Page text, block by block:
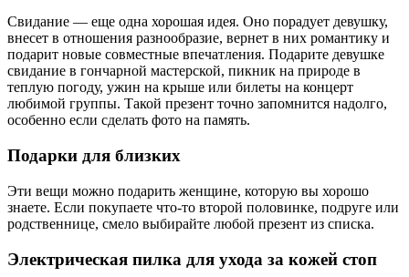
Свидание — еще одна хорошая идея. Оно порадует девушку,
внесет в отношения разнообразие, вернет в них романтику и
подарит новые совместные впечатления. Подарите девушке
свидание в гончарной мастерской, пикник на природе в
теплую погоду, ужин на крыше или билеты на концерт
любимой группы. Такой презент точно запомнится надолго,
особенно если сделать фото на память.
Подарки для близких
Эти вещи можно подарить женщине, которую вы хорошо
знаете. Если покупаете что-то второй половинке, подруге или
родственнице, смело выбирайте любой презент из списка.
Электрическая пилка для ухода за кожей стоп